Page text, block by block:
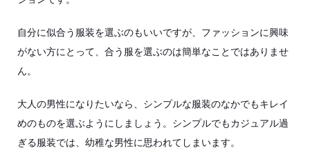
自分に似合う服装を選ぶのもいいですが、ファッションに興味
がない方にとって、合う服を選ぶのは簡単なことではありませ
ん。
大人の男性になりたいなら、シンプルな服装のなかでもキレイ
めのものを選ぶようにしましょう。シンプルでもカジュアル過
ぎる服装では、幼稚な男性に思われてしまいます。